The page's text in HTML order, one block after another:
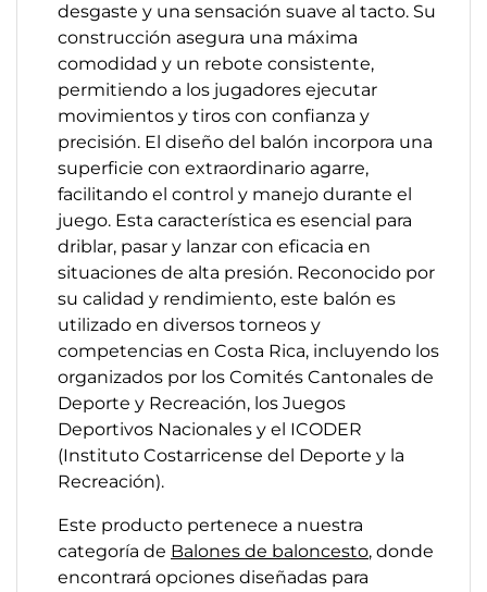
desgaste y una sensación suave al tacto. Su
construcción asegura una máxima
comodidad y un rebote consistente,
permitiendo a los jugadores ejecutar
movimientos y tiros con confianza y
precisión.​ El diseño del balón incorpora una
superficie con extraordinario agarre,
facilitando el control y manejo durante el
juego. Esta característica es esencial para
driblar, pasar y lanzar con eficacia en
situaciones de alta presión.​ Reconocido por
su calidad y rendimiento, este balón es
utilizado en diversos torneos y
competencias en Costa Rica, incluyendo los
organizados por los Comités Cantonales de
Deporte y Recreación, los Juegos
Deportivos Nacionales y el ICODER
(Instituto Costarricense del Deporte y la
Recreación). ​
Este producto pertenece a nuestra
categoría de Balones de baloncesto, donde
encontrará opciones diseñadas para